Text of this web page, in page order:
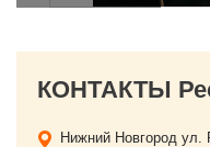
КОНТАКТЫ
Нижний Новгород ул.